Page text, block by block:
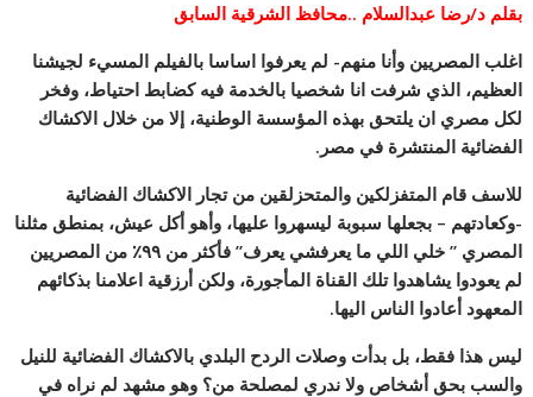
بقلم د/رضا عبدالسلام ..محافظ الشرقية السابق
اغلب المصريين وأنا منهم- لم يعرفوا اساسا بالفيلم المسيء لجيشنا
العظيم، الذي شرفت انا شخصيا بالخدمة فيه كضابط احتياط، وفخر
لكل مصري ان يلتحق بهذه المؤسسة الوطنية، إلا من خلال الاكشاك
الفضائية المنتشرة في مصر.
للاسف قام المتفزلكين والمتحزلقين من تجار الاكشاك الفضائية
-وكعادتهم – بجعلها سبوبة ليسهروا عليها، وأهو أكل عيش، بمنطق مثلنا
المصري ” خلي اللي ما يعرفشي يعرف” فأكثر من ٩٩٪ من المصريين
لم يعودوا يشاهدوا تلك القناة المأجورة، ولكن أرزقية اعلامنا بذكائهم
المعهود أعادوا الناس اليها.
ليس هذا فقط، بل بدأت وصلات الردح البلدي بالاكشاك الفضائية للنيل
والسب بحق أشخاص ولا ندري لمصلحة من؟ وهو مشهد لم نراه في